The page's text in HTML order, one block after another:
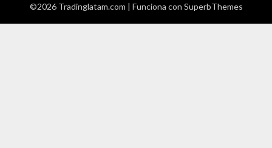
©2026 Tradinglatam.com | Funciona con SuperbThemes